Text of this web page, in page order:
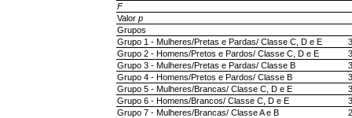
F
Valor p
Grupos
Grupo 1 - Mulheres/Pretas e Pardas/ Classe C, D e E
Grupo 2 - Homens/Pretos e Pardos/ Classe C, D e E
Grupo 3 - Mulheres/Pretas e Pardas/ Classe B
Grupo 4 - Homens/Pretos e Pardos/ Classe B
Grupo 5 - Mulheres/Brancas/ Classe C, D e E
Grupo 6 - Homens/Brancos/ Classe C, D e E
Grupo 7 - Mulheres/Brancas/ Classe A e B